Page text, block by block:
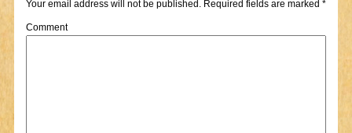
Your email address will not be published.Required fields are marked *
Comment